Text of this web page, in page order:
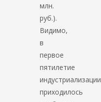
млн.
руб.).
Видимо,
в
первое
пятилетие
индустриализации
приходилось